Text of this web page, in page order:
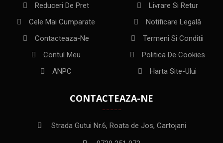
Reduceri De Pret
Cele Mai Cumparate
Contacteaza-Ne
Contul Meu
ANPC
Livrare Si Retur
Notificare Legală
Termeni Si Conditii
Politica De Cookies
Harta Site-Ului
CONTACTEAZA-NE
Strada Gutui Nr.6, Roata de Jos, Cartojani